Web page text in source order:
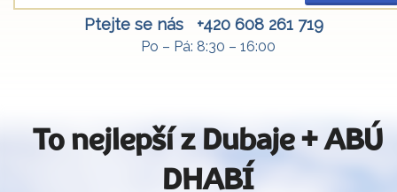
Ptejte se nás +420 608 261 719
Po – Pá: 8:30 – 16:00
To nejlepší z Dubaje + ABÚ
DHABÍ